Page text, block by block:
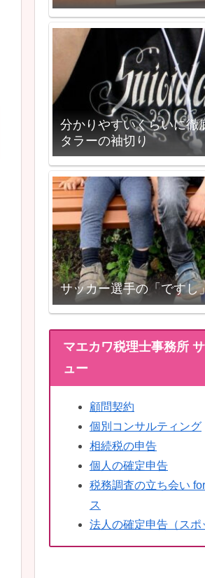
分かりやすいくらいに徹
タラーの袖切り
サッカー選手の「ですし
マエカワ税理士事務所
ュー
顧問契約
個別コンサルティング
相続税の申告
個人の確定申告
税務調査の立ち会い
ス
法人の確定申告（スポ